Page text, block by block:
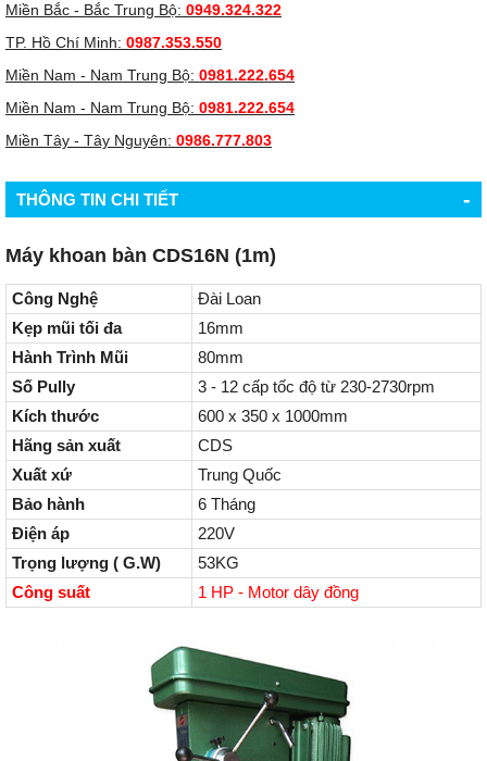
Miền Bắc - Bắc Trung Bộ: 0949.324.322
TP. Hồ Chí Minh: 0987.353.550
Miền Nam - Nam Trung Bộ: 0981.222.654
Miền Nam - Nam Trung Bộ: 0981.222.654
Miền Tây - Tây Nguyên: 0986.777.803
THÔNG TIN CHI TIẾT -
Máy khoan bàn CDS16N (1m)
Công Nghệ
Đài Loan
Kẹp mũi tối đa
16mm
Hành Trình Mũi
80mm
Số Pully
3 - 12 cấp tốc độ từ 230-2730rpm
Kích thước
600 x 350 x 1000mm
Hãng sản xuất
CDS
Xuất xứ
Trung Quốc
Bảo hành
6 Tháng
Điện áp
220V
Trọng lượng ( G.W)
53KG
Công suất
1 HP - Motor dây đồng